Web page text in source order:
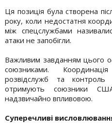
Ця позиція була створена
року, коли недостатня
між спецслужбами
атаки не запобігли.
Важливим завданням цього
союзниками.
розвідслужб та
отримують союзники
надзвичайно впливовою.
Суперечливі